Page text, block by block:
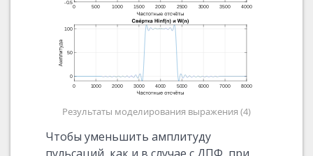
Результаты моделирования выражения (4)
Чтобы уменьшить амплитуду
пульсаций, как и в случае с ДПФ, при